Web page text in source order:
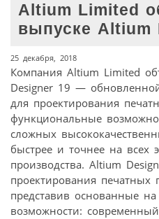
Altium Limited
выпуске Altium
25 декабря, 2018
Компания Altium Limited
Designer 19 —
для проектирования
функциональные
сложных
быстрее и точнее на всех
производства. Altium
проектирования
представив основанные
возможности: